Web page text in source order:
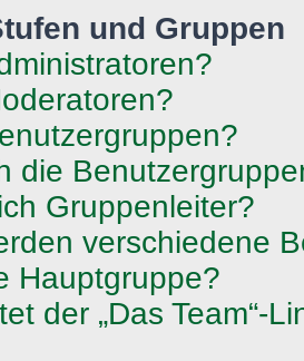
und Gruppen
die
Gruppenleiter?
verschiedene
Hauptgruppe?
der „Das Team“-